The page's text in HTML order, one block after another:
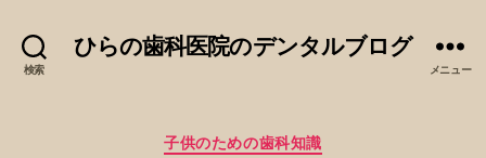
検索
ひらの歯科医院のデンタルブログ
メニュー
カ
子供のための歯科知識